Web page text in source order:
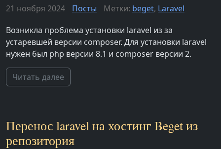
21 ноября 2024 Посты Метки: beget, Laravel
Возникла проблема установки laravel из за
устаревшей версии composer. Для установки laravel
нужен был php версии 8.1 и composer версии 2.
Читать далее
Перенос laravel на хостинг Beget из
репозитория